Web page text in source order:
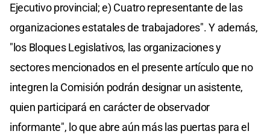
Ejecutivo provincial; e) Cuatro representante de las
organizaciones estatales de trabajadores". Y además,
"los Bloques Legislativos, las organizaciones y
sectores mencionados en el presente artículo que no
integren la Comisión podrán designar un asistente,
quien participará en carácter de observador
informante", lo que abre aún más las puertas para el